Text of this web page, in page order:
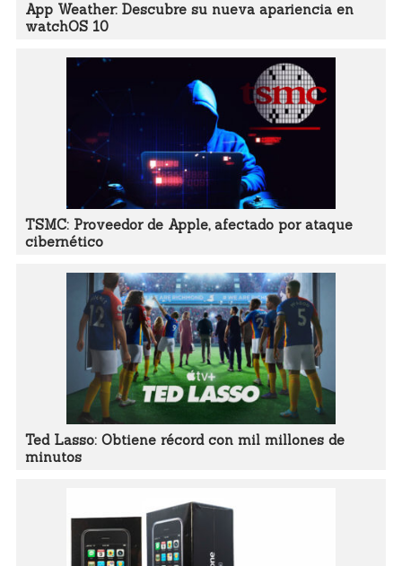
App Weather: Descubre su nueva apariencia en
watchOS 10
TSMC: Proveedor de Apple, afectado por ataque
cibernético
Ted Lasso: Obtiene récord con mil millones de
minutos